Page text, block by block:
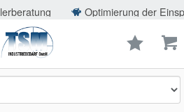
Optimierung der